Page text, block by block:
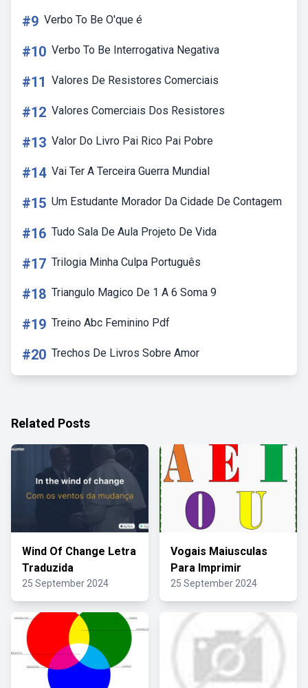
#9 Verbo To Be O'que é
#10 Verbo To Be Interrogativa Negativa
#11 Valores De Resistores Comerciais
#12 Valores Comerciais Dos Resistores
#13 Valor Do Livro Pai Rico Pai Pobre
#14 Vai Ter A Terceira Guerra Mundial
#15 Um Estudante Morador Da Cidade De Contagem
#16 Tudo Sala De Aula Projeto De Vida
#17 Trilogia Minha Culpa Português
#18 Triangulo Magico De 1 A 6 Soma 9
#19 Treino Abc Feminino Pdf
#20 Trechos De Livros Sobre Amor
Related Posts
Wind Of Change Letra
Traduzida
25 September 2024
Vogais Maiusculas
Para Imprimir
25 September 2024